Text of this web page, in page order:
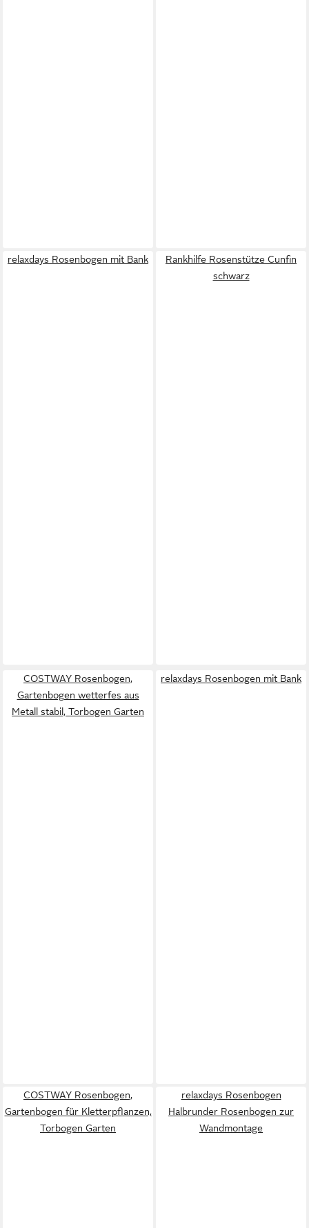
relaxdays Rosenbogen mit Bank
Rankhilfe Rosenstütze Cunfin
schwarz
COSTWAY Rosenbogen,
Gartenbogen wetterfes aus
Metall stabil, Torbogen Garten
relaxdays Rosenbogen mit Bank
COSTWAY Rosenbogen,
Gartenbogen für Kletterpflanzen,
Torbogen Garten
relaxdays Rosenbogen
Halbrunder Rosenbogen zur
Wandmontage